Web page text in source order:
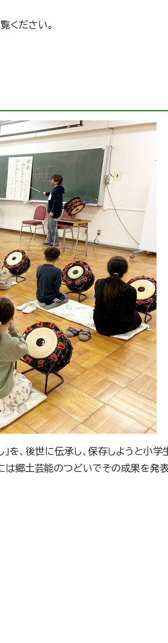
ください。
を、後世に伝承し、保存しようと小学
郷土芸能のつどいでその成果を発表